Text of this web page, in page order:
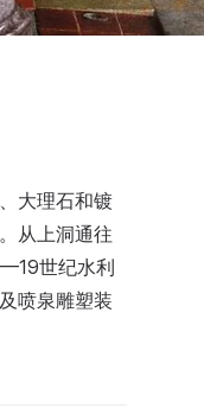
大理石和镀
从上洞通往
世纪水利
喷泉雕塑装